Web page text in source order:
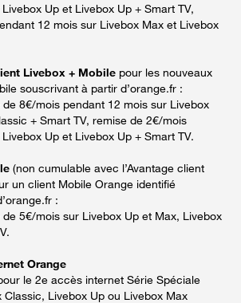
Up et Livebox Up + Smart TV,
12 mois sur Livebox Max et Livebox
Livebox + Mobile pour les nouveaux
souscrivant à partir d’orange.fr :
de 8€/mois pendant 12 mois sur Livebox
+ Smart TV, remise de 2€/mois
Up et Livebox Up + Smart TV.
(non cumulable avec l’Avantage client
un client Mobile Orange identifié
:
de 5€/mois sur Livebox Up et Max, Livebox
Orange
le 2e accès internet Série Spéciale
Classic, Livebox Up ou Livebox Max